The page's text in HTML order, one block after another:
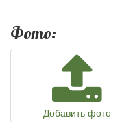
Фото:
Добавить фото